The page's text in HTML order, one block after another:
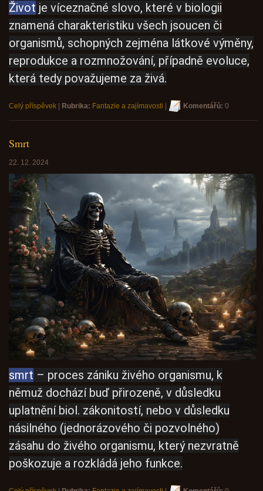
Život je víceznačné slovo, které v biologii
znamená charakteristiku všech jsoucen či
organismů, schopných zejména látkové výměny,
reprodukce a rozmnožování, případně evoluce,
která tedy považujeme za živá.
Celý příspěvek Rubrika: Fantazie a zajímavosti Komentářů: 0
Smrt
22. 12. 2024
smrt – proces zániku živého organismu, k
němuž dochází buď přirozeně, v důsledku
uplatnění biol. zákonitostí, nebo v důsledku
násilného (jednorázového či pozvolného)
zásahu do živého organismu, který nezvratně
poškozuje a rozkládá jeho funkce.